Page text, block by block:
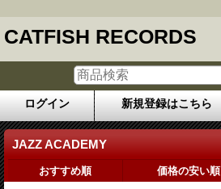
CATFISH RECORDS
ログイン 新規登録はこちら
JAZZ ACADEMY
おすすめ順 価格の安い順